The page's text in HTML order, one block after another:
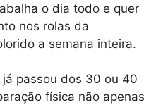
o dia todo e quer
nos rolas da
a semana inteira.
passou dos 30 ou 40
física não apenas